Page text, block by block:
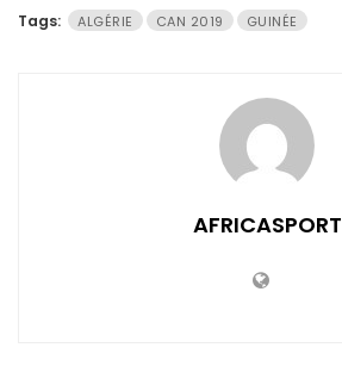
Tags: ALGÉRIE CAN 2019 GUINÉE
AFRICASPORT